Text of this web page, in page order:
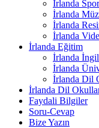
İrlanda Spor
İrlanda
İrlanda
İrlanda
İrlanda Eğitim
İrlanda
İrlanda
İrlanda Dil
İrlanda Dil
Faydali Bilgiler
Soru-Cevap
Bize Yazın